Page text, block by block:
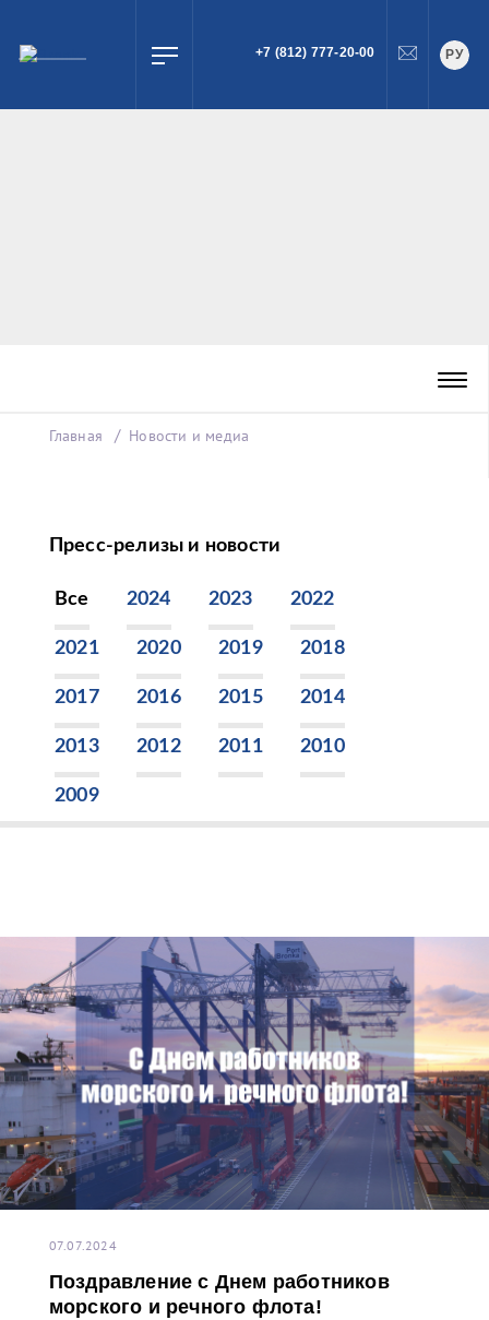
ПОИСК
+7 (812) 777-20-00 РУ
Главная Новости и медиа
Пресс-релизы и новости
Все 2024 2023 2022
2021 2020 2019 2018
2017 2016 2015 2014
2013 2012 2011 2010
2009
07.07.2024
Поздравление с Днем работников
морского и речного флота!